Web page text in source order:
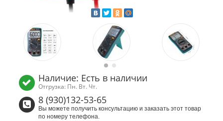
Наличие: Есть в наличии
Отгрузка: Пн. Вт. Чт.
8 (930)132-53-65
Вы можете получить консультацию и заказать этот товар
по номеру телефона.